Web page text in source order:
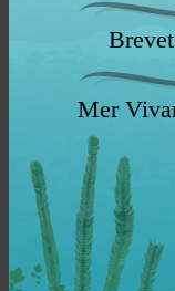
Mer